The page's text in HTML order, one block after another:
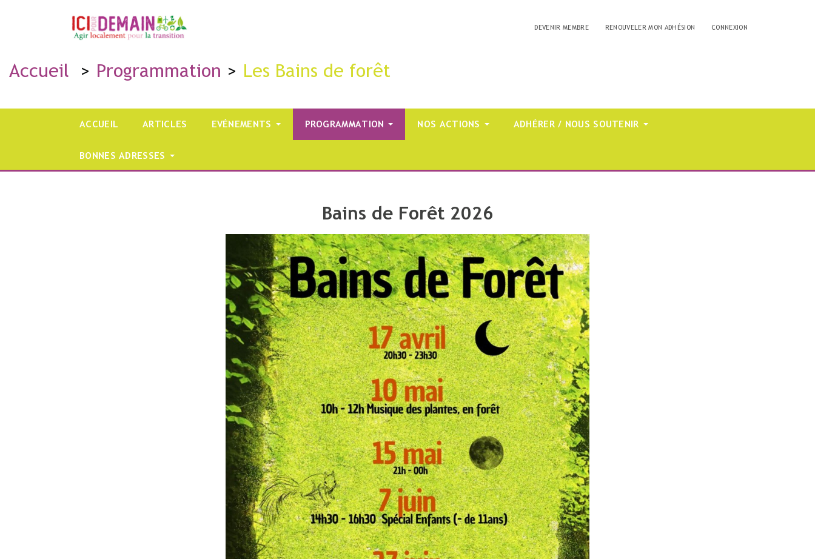
DEVENIR MEMBRE RENOUVELER MON ADHÉSION CONNEXION
Accueil Programmation Les Bains de forêt
ACCUEIL ARTICLES EVÉNEMENTS PROGRAMMATION NOS ACTIONS ADHÉRER / NOUS SOUTENIR
BONNES ADRESSES
Bains de Forêt 2026